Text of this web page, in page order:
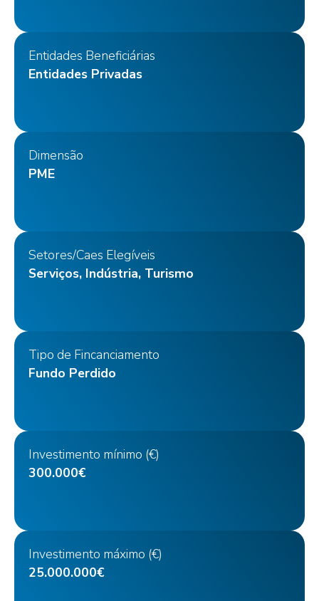
Entidades Beneficiárias
Entidades Privadas
Dimensão
PME
Setores/Caes Elegíveis
Serviços, Indústria, Turismo
Tipo de Fincanciamento
Fundo Perdido
Investimento mínimo (€)
300.000€
Investimento máximo (€)
25.000.000€